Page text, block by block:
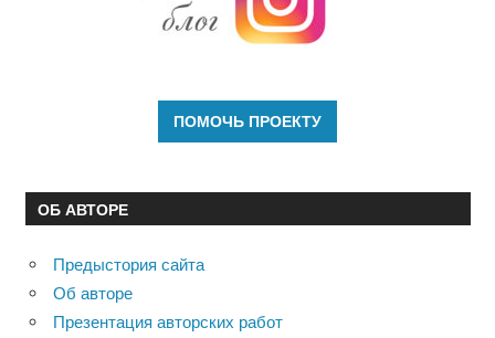
ОБ АВТОРЕ
Предыстория сайта
Об авторе
Презентация авторских работ